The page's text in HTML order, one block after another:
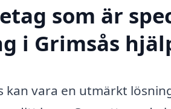
som är
i Grimsås
kan vara en utmärkt